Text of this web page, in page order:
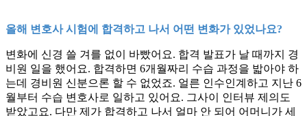
올해 변호사 시험에 합격하고 나서 어떤 변화가 있었나요?
변화에 신경 쓸 겨를 없이 바빴어요. 합격 발표가 날 때까지 경
비원 일을 했어요. 합격하면 6개월짜리 수습 과정을 밟아야 하
는데 경비원 신분으론 할 수 없었죠. 얼른 인수인계하고 지난 6
월부터 수습 변호사로 일하고 있어요. 그사이 인터뷰 제의도
받았고요. 다만 제가 합격하고 나서 얼마 안 되어 어머니가 세